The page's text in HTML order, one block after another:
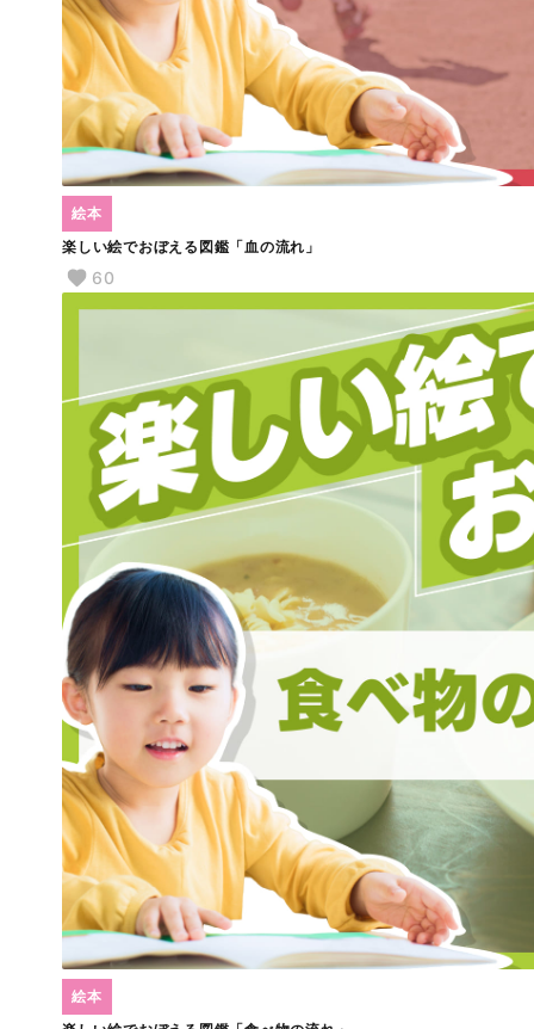
楽しい絵でおぼえる図鑑「血の流れ」
絵本
60
絵本